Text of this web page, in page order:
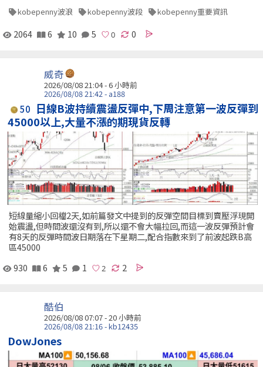
kobepenny波浪 kobepenny波段 kobepenny重要資訊
2064 6 10 5 0
威奇
2026/08/08 21:04 -6 小時前
2026/08/08 21:42 - a188
50 日線B波持續震盪反彈中,下周注意第一波反彈到
45000以上,大量不漲的期現貨反轉
短線量縮小回檔2天,如前篇發文中提到的反彈空間目標到賣壓浮現開
始震盪,但時間波還沒有到,所以還不會大幅拉回,而這一波反彈預計會
有8天的反彈時間波日期落在下星期二,配合指數來到了前波起跌B高
區45000
930
6 5 1 2
酷伯
2026/08/08 07:07 -20 小時前
2026/08/08 21:16 - kb12435
DowJones